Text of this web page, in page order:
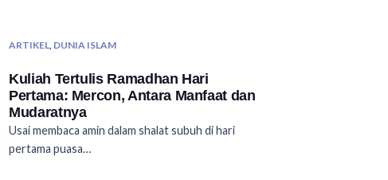
ARTIKEL, DUNIA ISLAM
Kuliah Tertulis Ramadhan Hari
Pertama: Mercon, Antara Manfaat dan
Mudaratnya
Usai membaca amin dalam shalat subuh di hari
pertama puasa…